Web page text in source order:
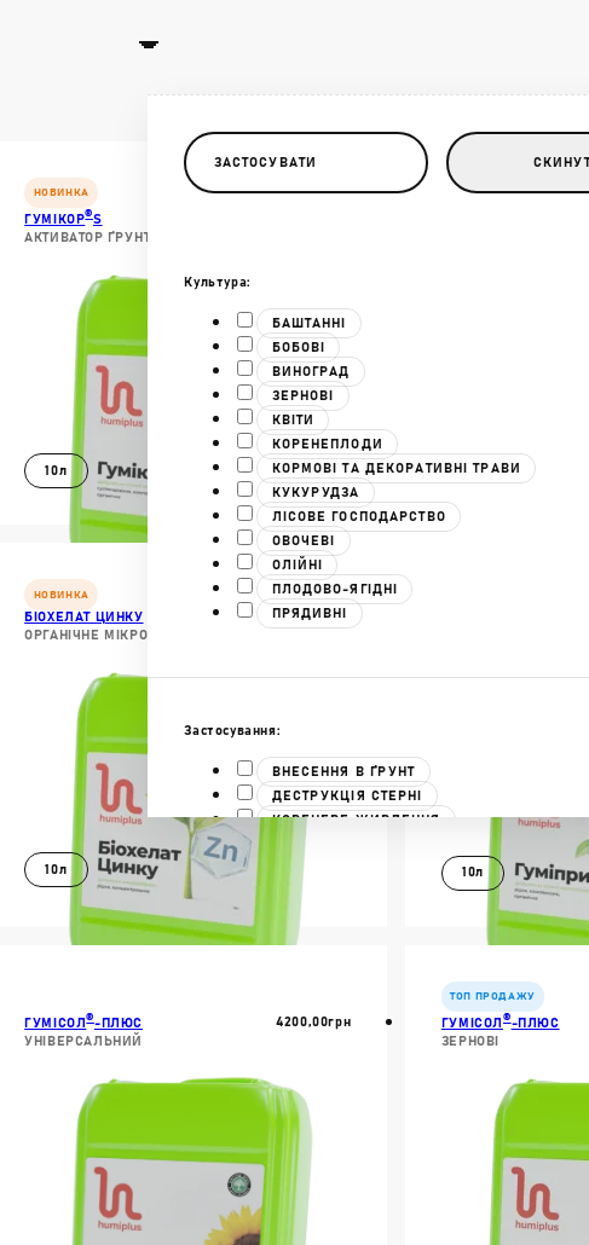
ЗАСТОСУВАТИ
Культура:
БАШТАННІ
БОБОВІ
ВИНОГРАД
ЗЕРНОВІ
КВІТИ
КОРЕНЕПЛОДИ
КОРМОВІ ТА ДЕКОРАТИВНІ ТРАВИ
КУКУРУДЗА
ЛІСОВЕ ГОСПОДАРСТВО
ОВОЧЕВІ
ОЛІЙНІ
ПЛОДОВО-ЯГІДНІ
ПРЯДИВНІ
Застосування:
ВНЕСЕННЯ В ҐРУНТ
ДЕСТРУКЦІЯ СТЕРНІ
КОРЕНЕВЕ ЖИВЛЕННЯ
РІДКІ ДОБРИВА
СУСПЕНДОВАНІ ДОБРИВА
ГУМІКОР®S
АКТИВАТОР ҐРУНТУ
10л
В КОШИК
ДОКЛАДНІШЕ
НОВИНКА
10л
НОВИНКА
БІОХЕЛАТ ЦИНКУ
ОРГАНІЧНЕ МІКРОДОБРИВО
2790,00Грн
10л
В КОШИК
НОВИНКА
10л
В КОШИК
ГУМІСОЛ®-ПЛЮС
УНІВЕРСАЛЬНИЙ
4200,00Грн ГУМІСОЛ ®-ПЛЮС
ЗЕРНОВІ
ТОП ПРОДАЖУ